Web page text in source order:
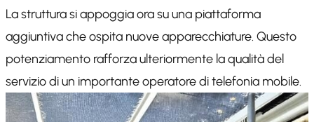
La struttura si appoggia ora su una piattaforma
aggiuntiva che ospita nuove apparecchiature. Questo
potenziamento rafforza ulteriormente la qualità del
servizio di un importante operatore di telefonia mobile.